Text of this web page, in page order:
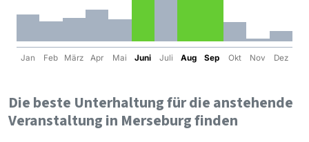
Jan Feb März Apr Mai Juni Juli Aug Sep Okt Nov Dez
Die beste Unterhaltung für die anstehende
Veranstaltung in Merseburg finden